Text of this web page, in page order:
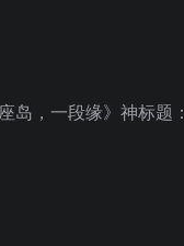
岛，一段缘》神标